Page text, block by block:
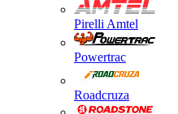
Pirelli Amtel
Powertrac
Roadcruza